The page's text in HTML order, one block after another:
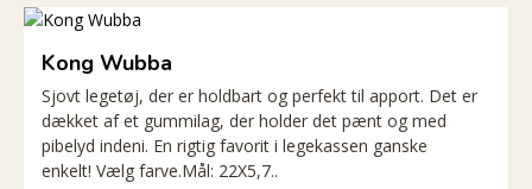
Kong Wubba
Sjovt legetøj, der er holdbart og perfekt til apport. Det er
dækket af et gummilag, der holder det pænt og med
pibelyd indeni. En rigtig favorit i legekassen ganske
enkelt! Vælg farve.Mål: 22X5,7..